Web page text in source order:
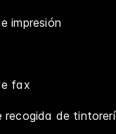
impresión
fax
recogida de